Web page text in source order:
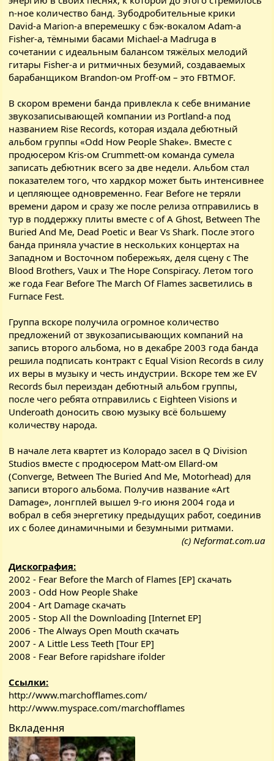
n-ное количество банд. Зубодробительные крики
David-а Marion-а вперемешку с бэк-вокалом Adam-а
Fisher-а, тёмными басами Michael-а Madruga в
сочетании с идеальным балансом тяжёлых мелодий
гитары Fisher-а и ритмичных безумий, создаваемых
барабанщиком Brandon-ом Proff-ом – это FBTMOF.
В скором времени банда привлекла к себе внимание
звукозаписывающей компании из Portland-а под
названием Rise Records, которая издала дебютный
альбом группы «Odd How People Shake». Вместе с
продюсером Kris-ом Crummett-ом команда сумела
записать дебютник всего за две недели. Альбом стал
показателем того, что хардкор может быть интенсивнее
и цепляющее одновременно. Fear Before не теряли
времени даром и сразу же после релиза отправились в
тур в поддержку плиты вместе с of A Ghost, Between The
Buried And Me, Dead Poetic и Bear Vs Shark. После этого
банда приняла участие в нескольких концертах на
Западном и Восточном побережьях, деля сцену с The
Blood Brothers, Vaux и The Hope Conspiracy. Летом того
же года Fear Before The March Of Flames засветились в
Furnace Fest.
Группа вскоре получила огромное количество
предложений от звукозаписывающих компаний на
запись второго альбома, но в декабре 2003 года банда
решила подписать контракт с Equal Vision Records в силу
их веры в музыку и честь индустрии. Вскоре тем же EV
Records был переиздан дебютный альбом группы,
после чего ребята отправились с Eighteen Visions и
Underoath доносить свою музыку всё большему
количеству народа.
В начале лета квартет из Колорадо засел в Q Division
Studios вместе с продюсером Matt-ом Ellard-ом
(Converge, Between The Buried And Me, Motorhead) для
записи второго альбома. Получив название «Art
Damage», лонгплей вышел 9-го июня 2004 года и
вобрал в себя энергетику предыдущих работ, соединив
их с более динамичными и безумными ритмами.
(с) Neformat.com.ua​
Дискография:
2002 - Fear Before the March of Flames [EP]скачать
2003 - Odd How People Shake
2004 - Art Damageскачать
2005 - Stop All the Downloading [Internet EP]
2006 - The Always Open Mouthскачать
2007 - A Little Less Teeth [Tour EP]
2008 - Fear Before rapidshare ifolder
Ссылки:
http://www.marchofflames.com/
http://www.myspace.com/marchofflames
Вкладення